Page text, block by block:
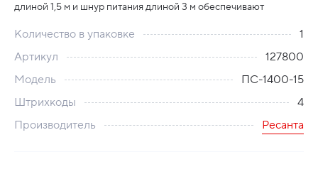
длиной 1,5 м и шнур питания длиной 3 м обеспечивают
Количество в упаковке
1
Артикул
127800
Модель
ПС-1400-15
Штрихкоды
4
Производитель
Ресанта